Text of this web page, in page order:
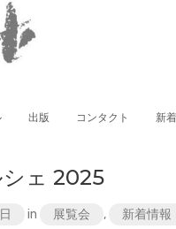
出版 コンタクト 新
ェ 2025
in 展覧会 , 新着情報